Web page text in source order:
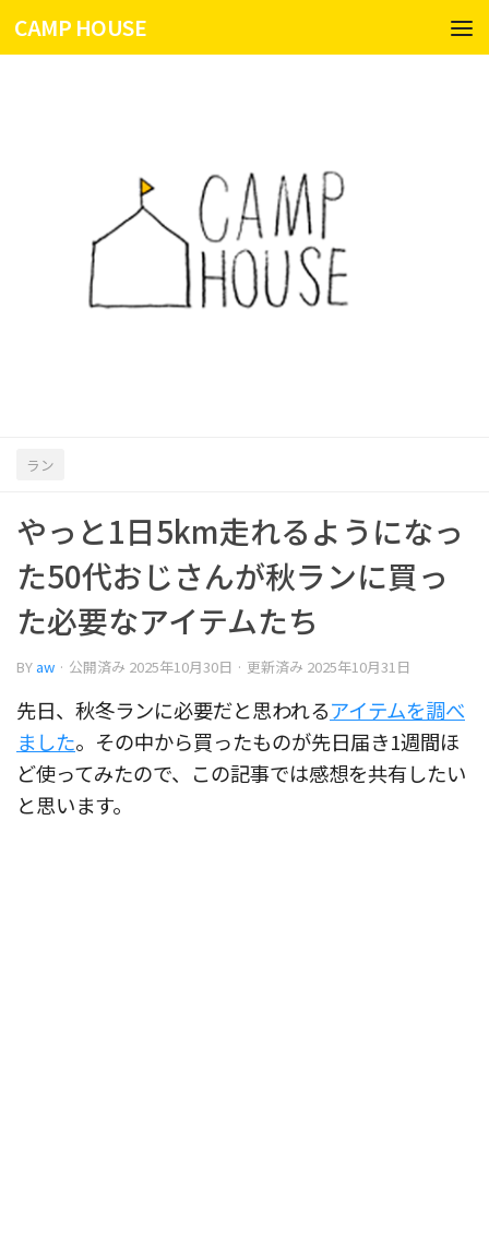
コンテンツへスキップ
CAMP HOUSE
ラン
やっと1日5km走れるようになっ
た50代おじさんが秋ランに買っ
た必要なアイテムたち
BY aw · 公開済み 2025年10月30日 · 更新済み 2025年10月31日
先日、秋冬ランに必要だと思われるアイテムを調べ
ました。その中から買ったものが先日届き1週間ほ
ど使ってみたので、この記事では感想を共有したい
と思います。